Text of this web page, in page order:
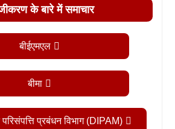
के बारे में समाचार
बीईएमएल
बीमा
प्रबंधन विभाग (DIPAM)